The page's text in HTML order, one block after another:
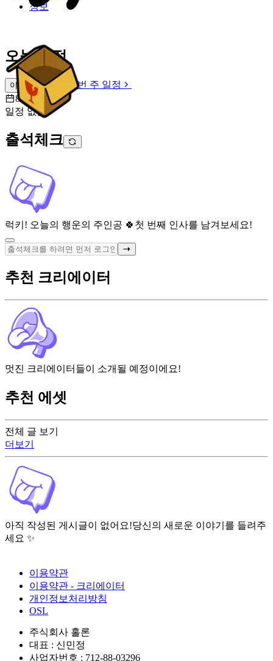
정보
오늘 일정
이번 주 일정
이번 주 일정
8월 9일 [일]
일정 없음
출석체크
럭키! 오늘의 행운의 주인공 🍀 첫 번째 인사를 남겨보세요!
전체 글 보기
더보기
아직 작성된 게시글이 없어요!당신의 새로운 이야기를 들려주
세요 ✨
추천 크리에이터
멋진 크리에이터들이 소개될 예정이에요!
추천 에셋
이용약관
이용약관 - 크리에이터
개인정보처리방침
OSL
주식회사 홀론
대표 : 신민정
사업자번호 : 712-88-03296